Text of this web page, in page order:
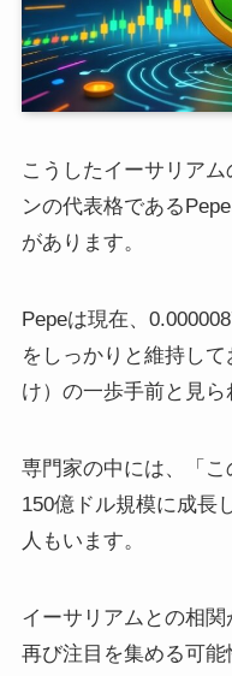
こうしたイーサリア
ンの代表格である
があります。
Pepeは現在、
をしっかりと維持し
け）の一歩手前と見ら
専門家の中には、「
150億ドル規模に成長
人もいます。
イーサリアムとの相
再び注目を集める可能